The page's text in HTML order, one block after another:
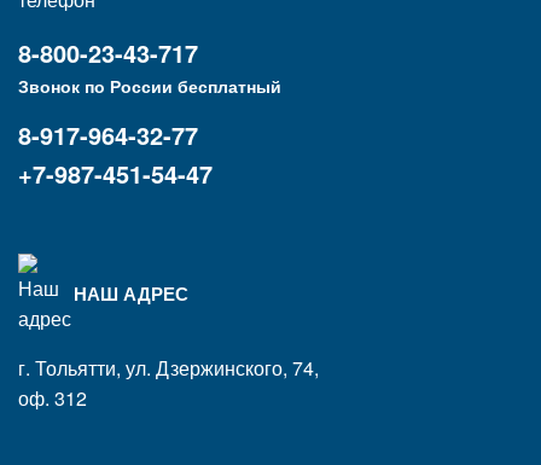
8-800-23-43-717
Звонок по России бесплатный
8-917-964-32-77
+7-987-451-54-47
НАШ АДРЕС
г. Тольятти, ул. Дзержинского, 74,
оф. 312